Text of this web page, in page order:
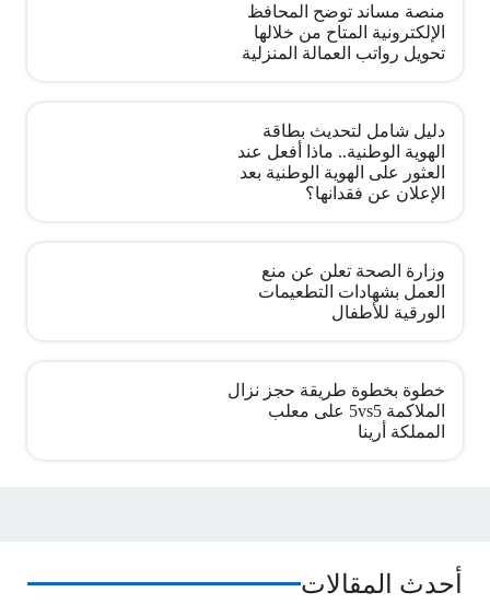
منصة مساند توضح المحافظ
الإلكترونية المتاح من خلالها
تحويل رواتب العمالة المنزلية
دليل شامل لتحديث بطاقة
الهوية الوطنية.. ماذا أفعل عند
العثور على الهوية الوطنية بعد
الإعلان عن فقدانها؟
وزارة الصحة تعلن عن منع
العمل بشهادات التطعيمات
الورقية للأطفال
خطوة بخطوة طريقة حجز نزال
الملاكمة 5vs5 على معلب
المملكة أرينا
أحدث المقالات